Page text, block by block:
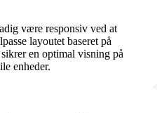
være responsiv ved at
layoutet baseret på
en optimal visning på
enheder.